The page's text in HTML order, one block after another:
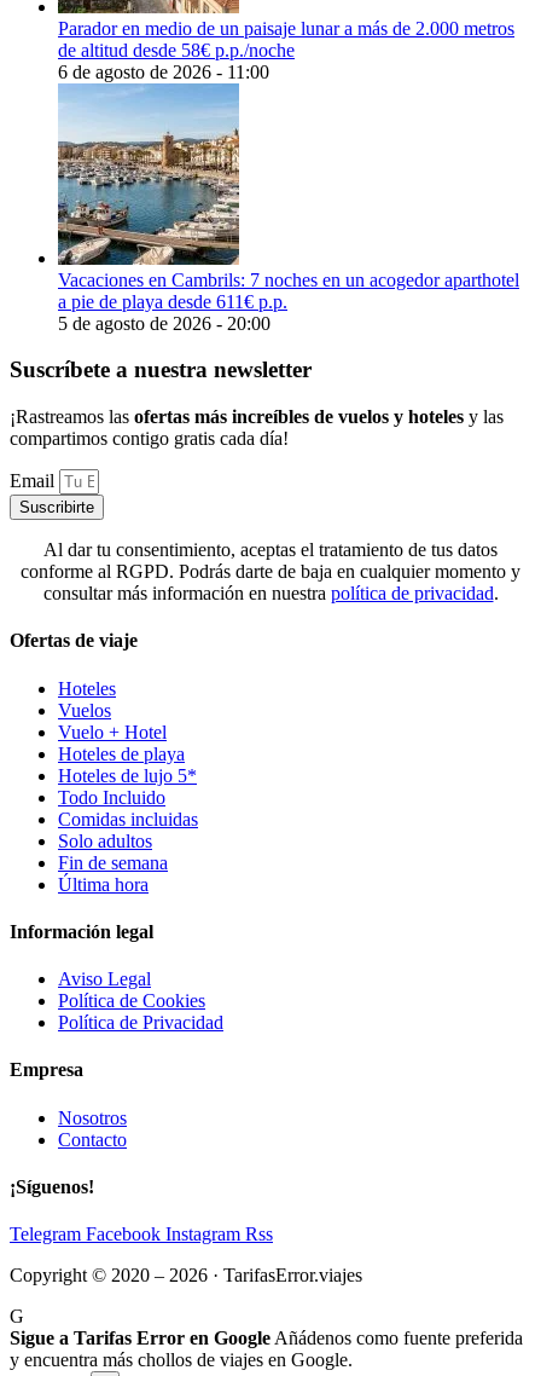
Parador en medio de un paisaje lunar a más de 2.000 metros
de altitud desde 58€ p.p./noche
6 de agosto de 2026 - 11:00
Vacaciones en Cambrils: 7 noches en un acogedor aparthotel
a pie de playa desde 611€ p.p.
5 de agosto de 2026 - 20:00
Suscríbete a nuestra newsletter
¡Rastreamos las ofertas más increíbles de vuelos y hoteles y las
compartimos contigo gratis cada día!
Email
Suscribirte
Al dar tu consentimiento, aceptas el tratamiento de tus datos
conforme al RGPD. Podrás darte de baja en cualquier momento y
consultar más información en nuestra política de privacidad.
Ofertas de viaje
Hoteles
Vuelos
Vuelo + Hotel
Hoteles de playa
Hoteles de lujo 5*
Todo Incluido
Comidas incluidas
Solo adultos
Fin de semana
Última hora
Información legal
Aviso Legal
Política de Cookies
Política de Privacidad
Empresa
Nosotros
Contacto
¡Síguenos!
Telegram Facebook Instagram Rss
Copyright © 2020 – 2026 · TarifasError.viajes
G
Sigue a Tarifas Error en Google Añádenos como fuente preferida
y encuentra más chollos de viajes en Google.